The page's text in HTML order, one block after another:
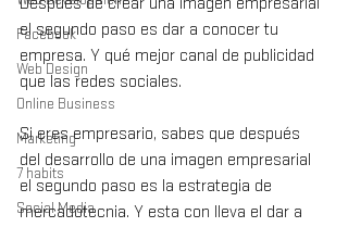
Facebook
Web Design
Online Business
Marketing
7 habits
Social Media
el segundo paso es dar a conocer tu
empresa. Y qué mejor canal de publicidad
que las redes sociales.
Si eres empresario, sabes que después
del desarrollo de una imagen empresarial
el segundo paso es la estrategia de
mercadotecnia. Y esta con lleva el dar a